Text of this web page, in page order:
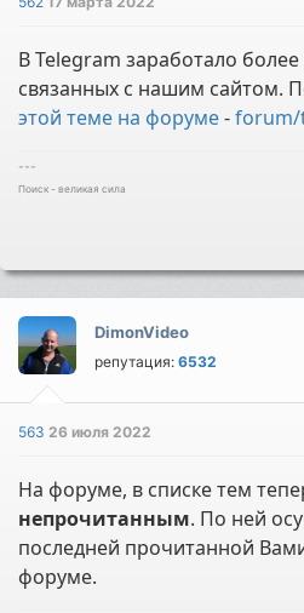
В Telegram заработало более
связанных с нашим сайтом.
этой теме на форуме-forum/
---
Поиск - великая сила
DimonVideo
репутация:6532
56326 июля 2022
На форуме, в списке тем
непрочитанным. По ней
последней прочитанной
форуме.